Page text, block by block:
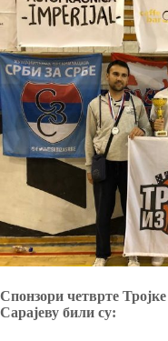
Спонзори четврте
Сарајеву били су: